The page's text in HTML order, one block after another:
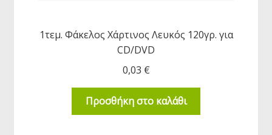
1τεμ. Φάκελος Χάρτινος Λευκός 120γρ. για
CD/DVD
0,03 €
Προσθήκη στο καλάθι